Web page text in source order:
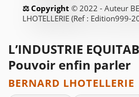
© 2022 - Auteur
LHOTELLERIE (Ref : Edition999-
L’INDUSTRIE
Pouvoir enfin parler
BERNARD LHOTELLERIE